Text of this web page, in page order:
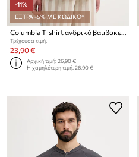
-11%
ΕΞΤΡΑ -5% ΜΕ ΚΩΔΙΚΟ*
Columbia T-shirt ανδρικό βαμβακερό CSC
Τρέχουσα τιμή:
23,90 €
Αρχική τιμή:26,90 €
Η χαμηλότερη τιμή:26,90 €